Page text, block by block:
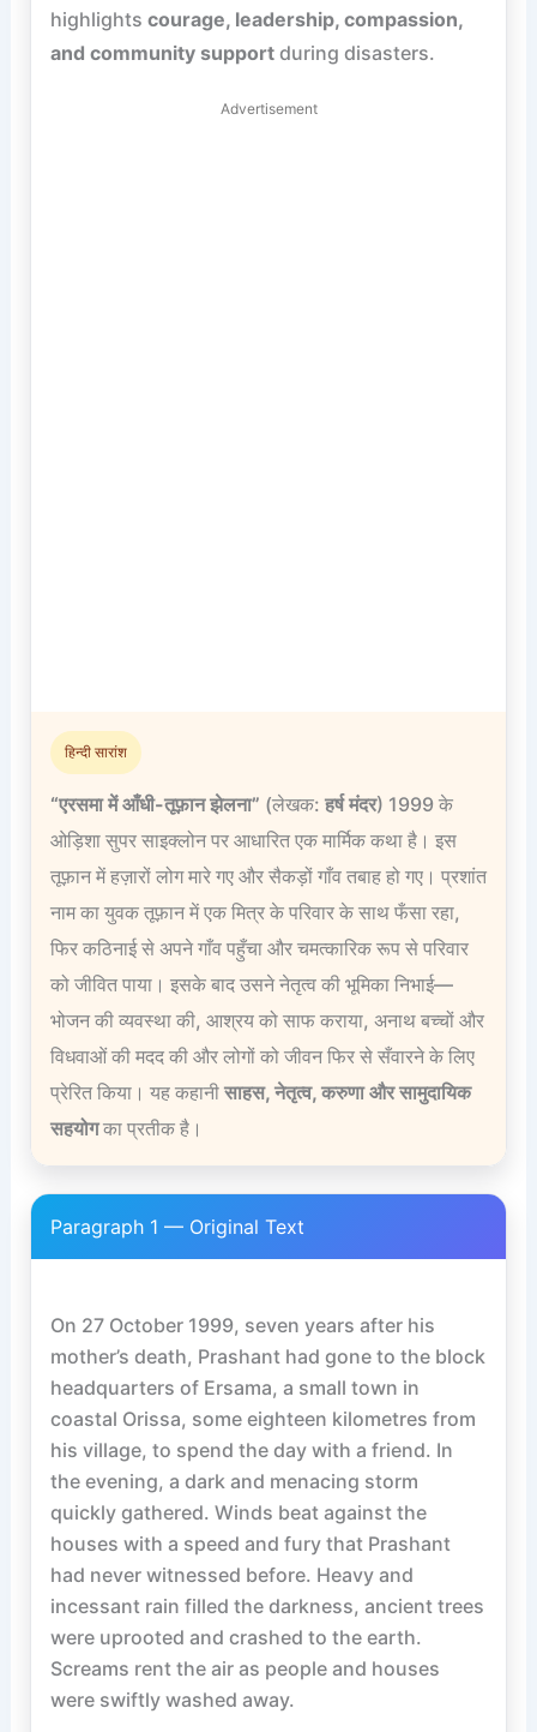
highlights courage, leadership, compassion,
and community supportduring disasters.
Advertisement
हिन्दी सारांश
“एरसमा में आँधी-तूफ़ान झेलना” (लेखक: हर्ष मंदर) 1999 के
ओड़िशा सुपर साइक्लोन पर आधारित एक मार्मिक कथा है। इस
तूफ़ान में हज़ारों लोग मारे गए और सैकड़ों गाँव तबाह हो गए। प्रशांत
नाम का युवक तूफ़ान में एक मित्र के परिवार के साथ फँसा रहा,
फिर कठिनाई से अपने गाँव पहुँचा और चमत्कारिक रूप से परिवार
को जीवित पाया। इसके बाद उसने नेतृत्व की भूमिका निभाई—
भोजन की व्यवस्था की, आश्रय को साफ कराया, अनाथ बच्चों और
विधवाओं की मदद की और लोगों को जीवन फिर से सँवारने के लिए
प्रेरित किया। यह कहानी साहस, नेतृत्व, करुणा और सामुदायिक
सहयोगका प्रतीक है।
Paragraph 1 — Original Text
On 27 October 1999, seven years after his
mother’s death, Prashant had gone to the block
headquarters of Ersama, a small town in
coastal Orissa, some eighteen kilometres from
his village, to spend the day with a friend. In
the evening, a dark and menacing storm
quickly gathered. Winds beat against the
houses with a speed and fury that Prashant
had never witnessed before. Heavy and
incessant rain filled the darkness, ancient trees
were uprooted and crashed to the earth.
Screams rent the air as people and houses
were swiftly washed away.